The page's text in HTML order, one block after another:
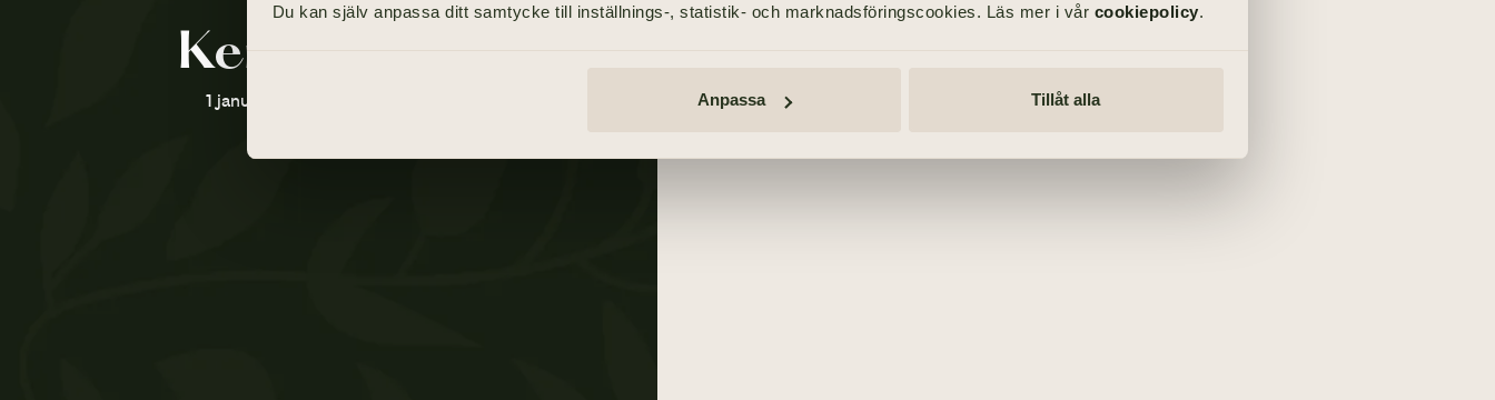
Du kan själv anpassa ditt samtycke till inställnings-, statistik- och marknadsföringscookies. Läs mer i vår cookiepolicy.
Anpassa Tillåt alla
Kerstin Dahl
1 januari 1929 - 10 januari 2021